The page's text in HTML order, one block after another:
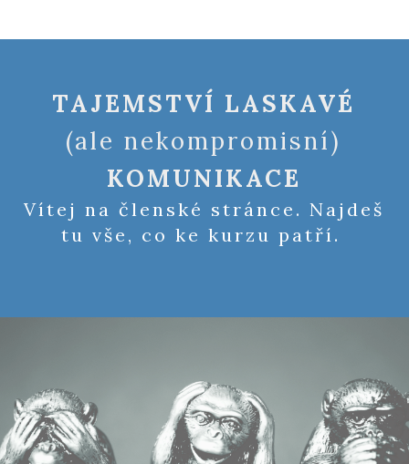
TAJEMSTVÍ LASKAVÉ
(ale nekompromisní)
KOMUNIKACE
Vítej na členské stránce. Najdeš
tu vše, co ke kurzu patří.